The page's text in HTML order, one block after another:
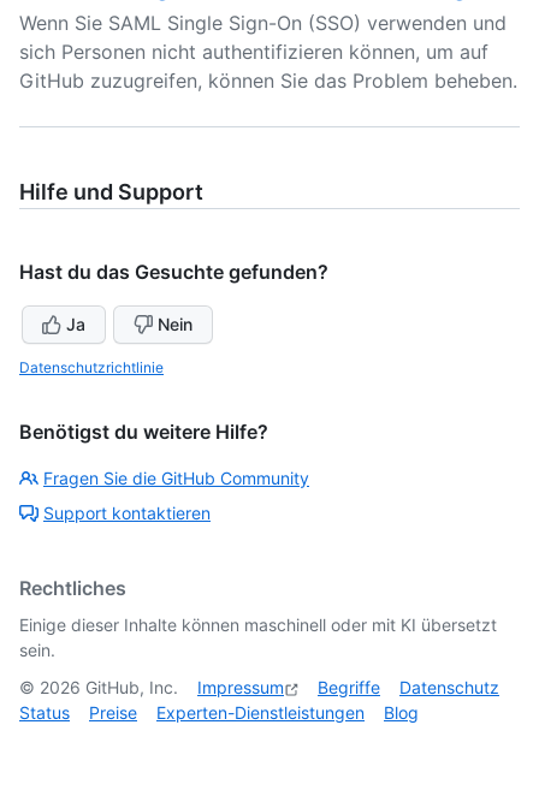
Wenn Sie SAML Single Sign-On (SSO) verwenden und
sich Personen nicht authentifizieren können, um auf
GitHub zuzugreifen, können Sie das Problem beheben.
Hilfe und Support
Hast du das Gesuchte gefunden?
Ja Nein
Datenschutzrichtlinie
Benötigst du weitere Hilfe?
Fragen Sie die GitHub Community
Support kontaktieren
Rechtliches
Einige dieser Inhalte können maschinell oder mit KI übersetzt
sein.
© 2026 GitHub, Inc. Impressum Begriffe
Datenschutz
Status
Preise Experten-Dienstleistungen Blog